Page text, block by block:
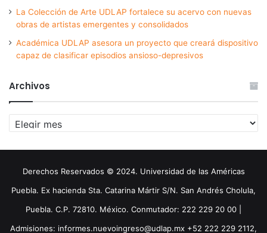
La Colección de Arte UDLAP fortalece su acervo con nuevas
obras de artistas emergentes y consolidados
Académica UDLAP asesora un proyecto que creará dispositivo
capaz de clasificar episodios ansioso-depresivos
Archivos
Archivos
Derechos Reservados © 2024. Universidad de las Américas
Puebla. Ex hacienda Sta. Catarina Mártir S/N. San Andrés Cholula,
Puebla. C.P. 72810. México. Conmutador: 222 229 20 00 |
Admisiones: informes.nuevoingreso@udlap.mx +52 222 229 2112,